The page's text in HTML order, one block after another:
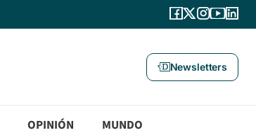
Newsletters
OPINIÓN MUNDO